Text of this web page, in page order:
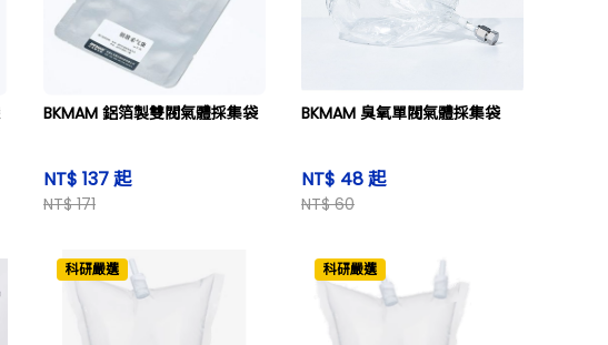
BKMAM 鋁箔製雙閥氣體採集袋
NT$ 137 起
NT$ 171
BKMAM 臭氧單閥氣體採集袋
NT$ 48 起
NT$ 60
科研嚴選 科研嚴選